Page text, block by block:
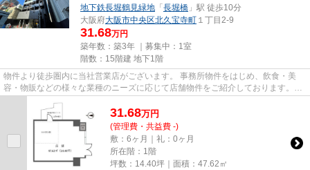
地下鉄長堀鶴見緑地 「長堀橋 」駅 徒歩10分
大阪府大阪市中央区北久宝寺町 １丁目2-9
31.68万円
築年数：築3年 ｜募集中： 1室
階数：15階建 地下1階
物件より徒歩圏内に当社営業店がございます。 事務所物件をはじめ、飲食・美
容・物販などの様々な業種のニーズに応じて店舗物件をご紹介しております。
尚、弊社ではおとり広告は一切...
31.68万円
(管理費・共益費 -)
敷：6ヶ月｜礼：0ヶ月
所在階：1階
坪数：14.40坪｜面積：47.62㎡